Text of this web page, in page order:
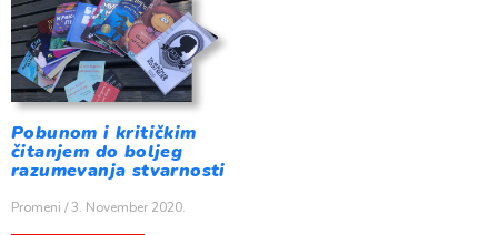
Pobunom i kritičkim
čitanjem do boljeg
razumevanja stvarnosti
Promeni 3. November 2020.